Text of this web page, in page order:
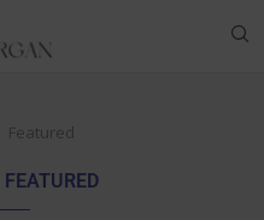
Featured
FEATURED